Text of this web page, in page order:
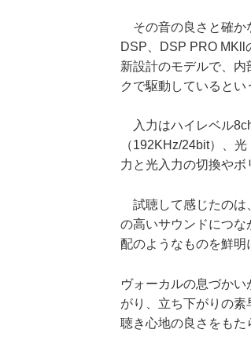
その音の良さと確か
DSP、DSP PRO MKll
新設計のモデルで、
クで駆動しているとい
入力はハイレベル
（192KHz/24bit）、
力と光入力の切換やボ
試聴して感じたのは
の高いサウンドにつ
配のようなものを鮮明
ヴォーカルの息づか
がり、立ち下がりの素
聴き心地の良さをもた